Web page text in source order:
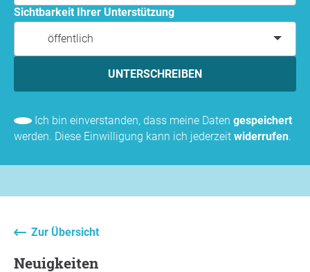
Sichtbarkeit Ihrer Unterstützung
öffentlich
UNTERSCHREIBEN
Ich bin einverstanden, dass meine Daten gespeichert
werden. Diese Einwilligung kann ich jederzeit widerrufen.
Zur Übersicht
Neuigkeiten